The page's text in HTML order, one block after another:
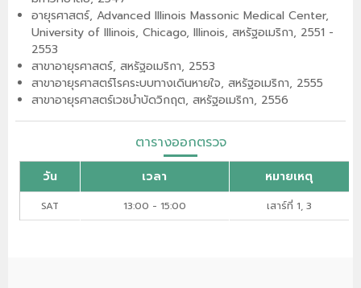
อายุรศาสตร์, Advanced Illinois Massonic Medical Center,
University of Illinois, Chicago, Illinois, สหรัฐอเมริกา, 2551 -
2553
สาขาอายุรศาสตร์, สหรัฐอเมริกา, 2553
สาขาอายุรศาสตร์โรคระบบทางเดินหายใจ, สหรัฐอเมริกา, 2555
สาขาอายุรศาสตร์เวชบำบัดวิกฤต, สหรัฐอเมริกา, 2556
ตารางออกตรวจ
วัน เวลา หมายเหตุ
SAT 13:00 - 15:00 เสาร์ที่ 1, 3